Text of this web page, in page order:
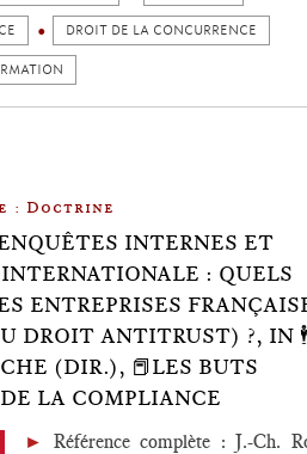
DROIT DE LA CONCURRENCE
: Doctrine
INTERNES ET
: QUELS
ENTREPRISES
DROIT ANTITRUST) ?, IN 🕴️
(DIR.), 📕LES BUTS
LA COMPLIANCE
►
Référence complète : J.-Ch.